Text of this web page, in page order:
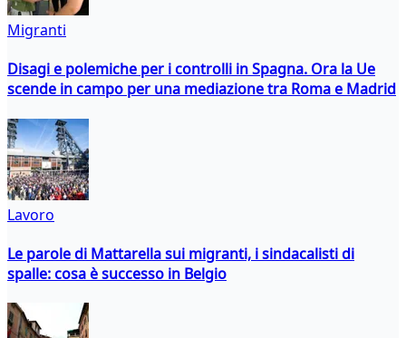
Migranti
Disagi e polemiche per i controlli in Spagna. Ora la Ue
scende in campo per una mediazione tra Roma e Madrid
Lavoro
Le parole di Mattarella sui migranti, i sindacalisti di
spalle: cosa è successo in Belgio